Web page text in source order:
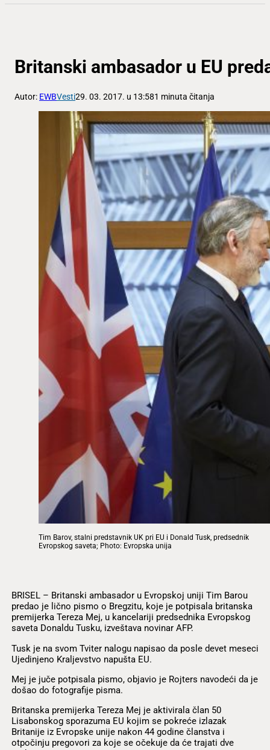
Britanski ambasador u EU
Autor: EWBVesti29. 03. 2017. u 13:581 minuta čitanja
Tim Barov, stalni predstavnik UK pri EU i Donald Tusk, predsednik
Evropskog saveta; Photo: Evropska unija
BRISEL – Britanski ambasador u Evropskoj uniji Tim Barou
predao je lično pismo o Bregzitu, koje je potpisala britanska
premijerka Tereza Mej, u kancelariji predsednika Evropskog
saveta Donaldu Tusku, izveštava novinar AFP.
Tusk je na svom Tviter nalogu napisao da posle devet meseci
Ujedinjeno Kraljevstvo napušta EU.
Mej je juče potpisala pismo, objavio je Rojters navodeći da je
došao do fotografije pisma.
Britanska premijerka Tereza Mej je aktivirala član 50
Lisabonskog sporazuma EU kojim se pokreće izlazak
Britanije iz Evropske unije nakon 44 godine članstva i
otpočinju pregovori za koje se očekuje da će trajati dve